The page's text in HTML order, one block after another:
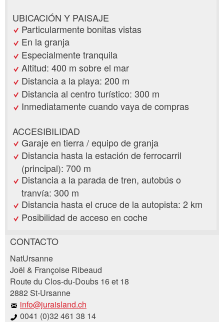
UBICACIÓN Y PAISAJE
Particularmente bonitas vistas
En la granja
Especialmente tranquila
Altitud: 400 m sobre el mar
Distancia a la playa: 200 m
Distancia al centro turístico: 300 m
Inmediatamente cuando vaya de compras
ACCESIBILIDAD
Garaje en tierra / equipo de granja
Distancia hasta la estación de ferrocarril
(principal): 700 m
Distancia a la parada de tren, autobús o
tranvía: 300 m
Distancia hasta el cruce de la autopista: 2 km
Posibilidad de acceso en coche
Reclamar por anuncio
Su regeneración es muy apreciada!
Comentarios generales
Recomiende este anuncio a sus amigos.
CONTACTO
NatUrsanne
Joël & Françoise Ribeaud
Route du Clos-du-Doubs 16 et 18
2882 St-Ursanne
info@juraisland.ch
0041 (0)32 461 38 14